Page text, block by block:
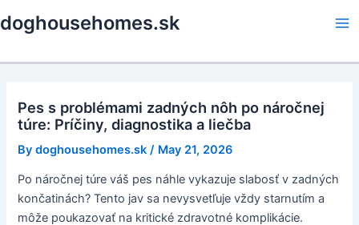
to
doghousehomes.sk
Pes s problémami zadných nôh po náročnej
túre: Príčiny, diagnostika a liečba
Bydoghousehomes.sk / May 21, 2026
Po náročnej túre váš pes náhle vykazuje slabosť v zadných
končatinách? Tento jav sa nevysvetľuje vždy starnutím a
môže poukazovať na kritické zdravotné komplikácie.